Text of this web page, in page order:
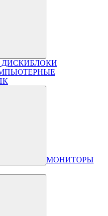
ДИСКИБЛОКИ
МОНИТОРЫ